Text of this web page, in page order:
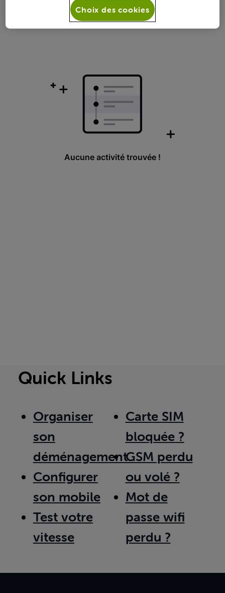
Aucune activité trouvée !
Quick Links
Organiser
son
déménagement
Configurer
son mobile
Test votre
vitesse
Carte SIM
bloquée ?
GSM perdu
ou volé ?
Mot de
passe wifi
perdu ?
Choix des cookies